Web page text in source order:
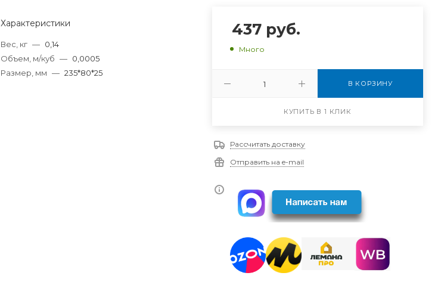
Характеристики
Вес, кг — 0,14
Объем, м/куб — 0,0005
Размер, мм — 235*80*25
437руб.
Много
В КОРЗИНУ
КУПИТЬ В 1 КЛИК
Рассчитать доставку
Отправить на e-mail